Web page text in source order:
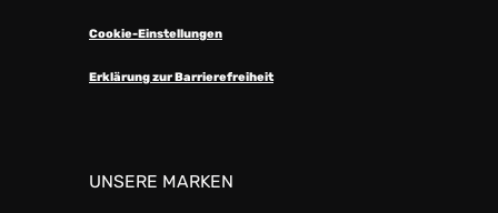
Cookie-Einstellungen
Erklärung zur Barrierefreiheit
UNSERE MARKEN